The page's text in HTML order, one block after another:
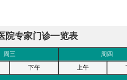
院专家门诊一览表
周三 周四
下午 上午